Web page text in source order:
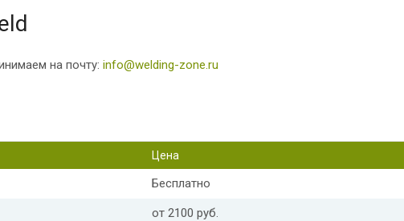
на почту: info@welding-zone.ru
Цена
Бесплатно
от 2100 руб.